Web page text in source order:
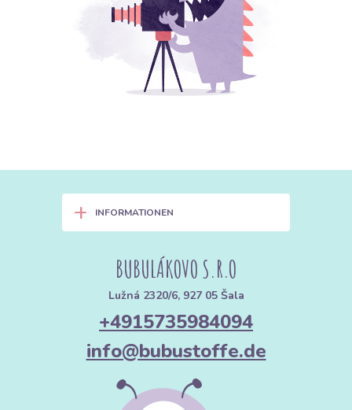
+ INFORMATIONEN
BUBULÁKOVO S.R.O
Lužná 2320/6, 927 05 Šala
+4915735984094
info@bubustoffe.de